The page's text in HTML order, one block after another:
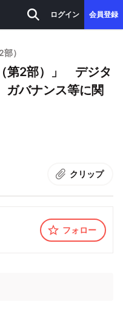
ログイン 会員登録
）
第2部）」 デジタ
ガバナンス等に関
クリップ
フォロー